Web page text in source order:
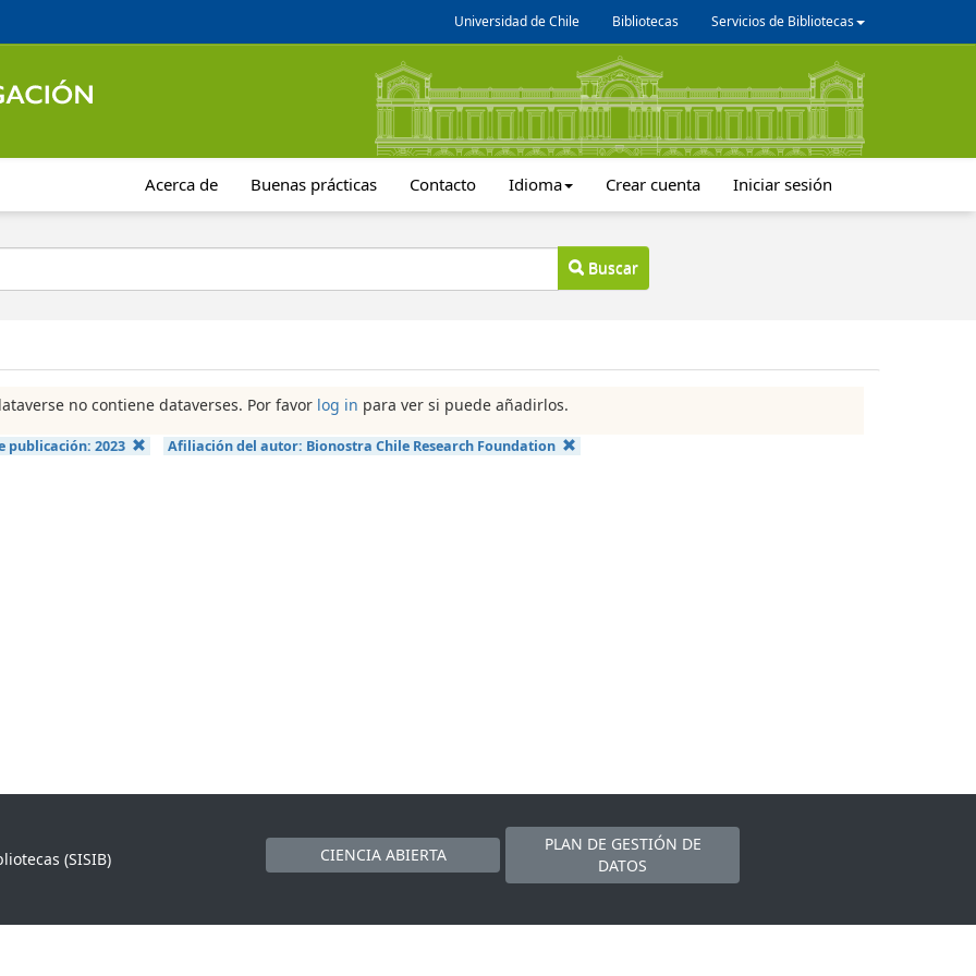
Universidad de Chile Bibliotecas Servicios de Bibliotecas
Acerca de Buenas prácticas Contacto Idioma Crear cuenta Iniciar sesión
Buscar
no contiene dataverses. Por favor log in para ver si puede añadirlos.
publicación: 2023 Afiliación del autor: Bionostra Chile Research Foundation
(SISIB)
CIENCIA ABIERTA
PLAN DE GESTIÓN DE
DATOS